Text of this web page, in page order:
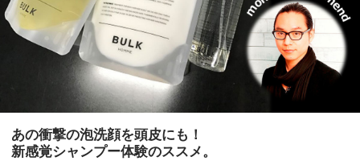
あの衝撃の泡洗顔を頭皮にも！
新感覚シャンプー体験のススメ。